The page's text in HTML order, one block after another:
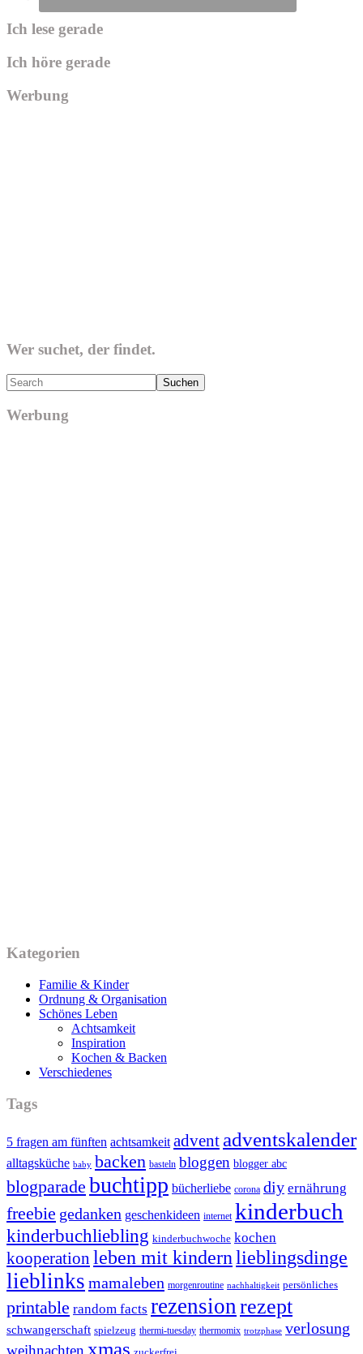
Ich lese gerade
Ich höre gerade
Werbung
Wer suchet, der findet.
Search
Werbung
Kategorien
Familie & Kinder
Ordnung & Organisation
Schönes Leben
Achtsamkeit
Inspiration
Kochen & Backen
Verschiedenes
Tags
5 fragen am fünften achtsamkeit advent adventskalender
alltagsküche baby backen basteln bloggen blogger abc
blogparade buchtipp bücherliebe corona diy ernährung
freebie gedanken geschenkideen internet kinderbuch
kinderbuchliebling kinderbuchwoche kochen
kooperation leben mit kindernlieblingsdinge
lieblinks mamaleben morgenroutine nachhaltigkeit persönliches
printable random facts rezensionrezept
schwangerschaft spielzeug thermi-tuesday thermomix trotzphase verlosung
xmas